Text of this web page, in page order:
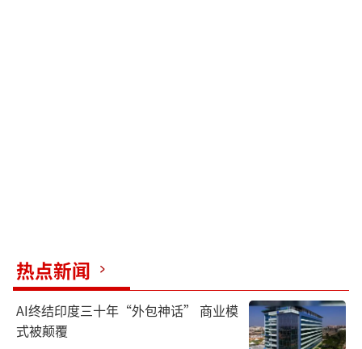
热点新闻
AI终结印度三十年“外包神话” 商业模
式被颠覆